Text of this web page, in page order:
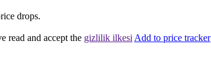
drops.
read and accept the gizlilik ilkesiAdd to price tracker